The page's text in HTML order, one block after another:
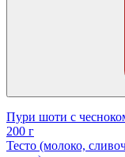
Пури шоти с
200 г
Тесто (молоко,